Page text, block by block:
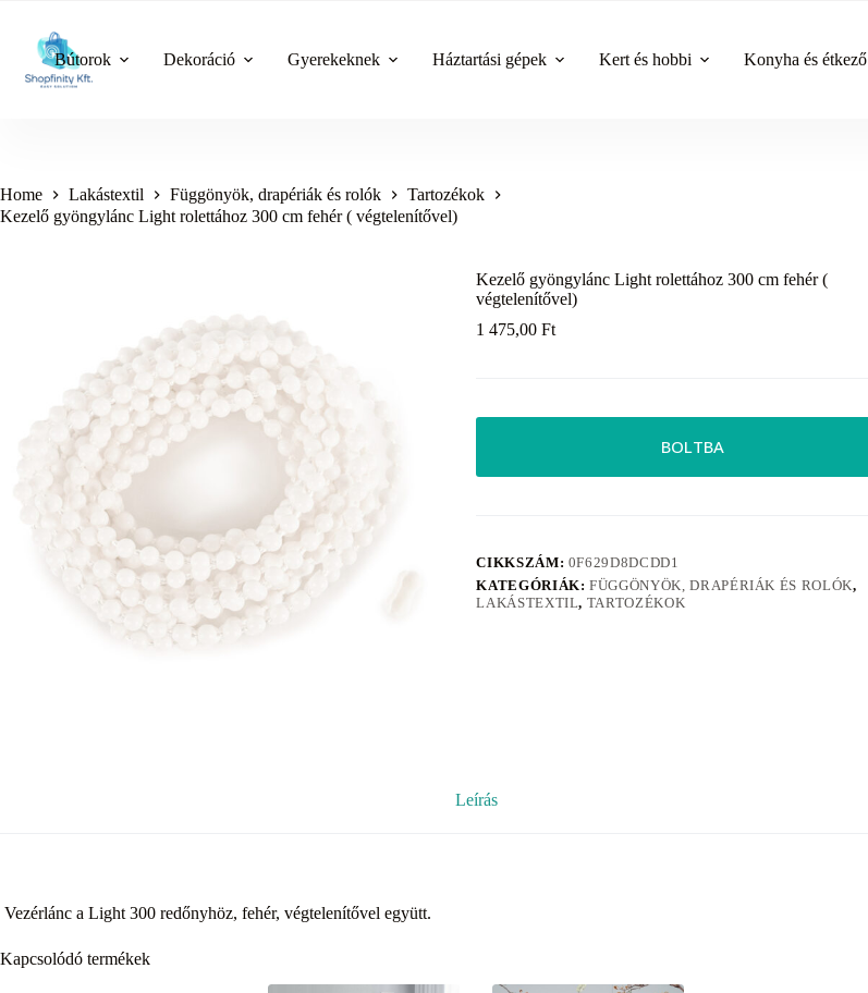
content
Bútorok Dekoráció Gyerekeknek Háztartási gépek Kert és hobbi Konyha és étkező
Home Lakástextil Függönyök, drapériák és rolók
Tartozékok
Kezelő gyöngylánc Light rolettához 300 cm fehér ( végtelenítővel)
Kezelő gyöngylánc Light rolettához 300 cm fehér (
végtelenítővel)
1 475,00Ft
BOLTBA
CIKKSZÁM: 0F629D8DCDD1
KATEGÓRIÁK:FÜGGÖNYÖK, DRAPÉRIÁK ÉS ROLÓK,
LAKÁSTEXTIL, TARTOZÉKOK
Leírás
Vezérlánc a Light 300 redőnyhöz, fehér, végtelenítővel együtt.
Kapcsolódó termékek